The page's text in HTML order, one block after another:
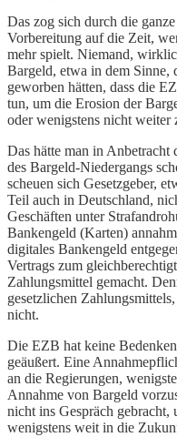
Das zog sich durch die
Vorbereitung auf die Zeit,
mehr spielt. Niemand,
Bargeld, etwa in dem Sinne,
geworben hätten, dass die
tun, um die Erosion der
oder wenigstens nicht weiter
Das hätte man in Anbetracht
des Bargeld-Niedergangs
scheuen sich Gesetzgeber,
Teil auch in Deutschland,
Geschäften unter
Bankengeld (Karten)
digitales Bankengeld
Vertrags zum
Zahlungsmittel gemacht.
gesetzlichen
nicht.
Die EZB hat keine
geäußert. Eine
an die Regierungen,
Annahme von Bargeld
nicht ins Gespräch gebracht,
wenigstens weit in die